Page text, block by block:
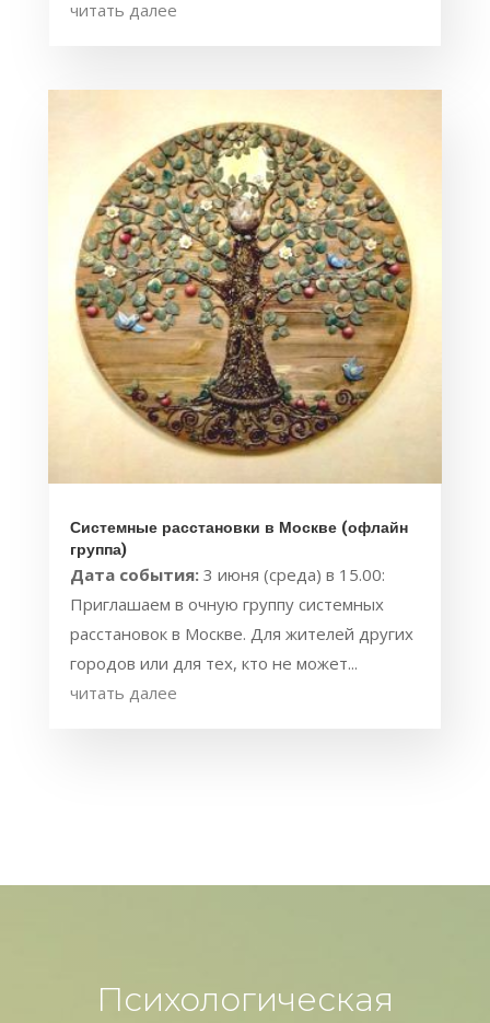
читать далее
Системные расстановки в Москве (офлайн
группа)
Дата события: 3 июня (среда) в 15.00:
Приглашаем в очную группу системных
расстановок в Москве. Для жителей других
городов или для тех, кто не может...
читать далее
Психологическая